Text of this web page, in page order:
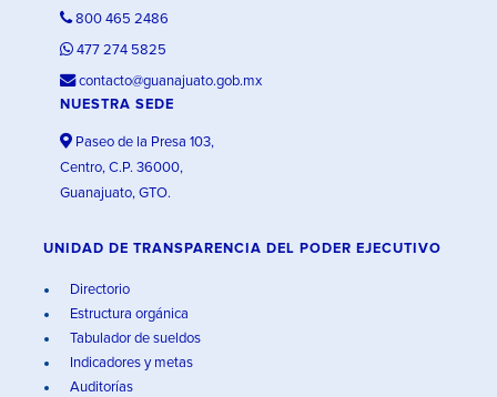
800 465 2486
477 274 5825
contacto@guanajuato.gob.mx
NUESTRA SEDE
Paseo de la Presa 103,
Centro, C.P. 36000,
Guanajuato, GTO.
UNIDAD DE TRANSPARENCIA DEL PODER EJECUTIVO
Directorio
Estructura orgánica
Tabulador de sueldos
Indicadores y metas
Auditorías